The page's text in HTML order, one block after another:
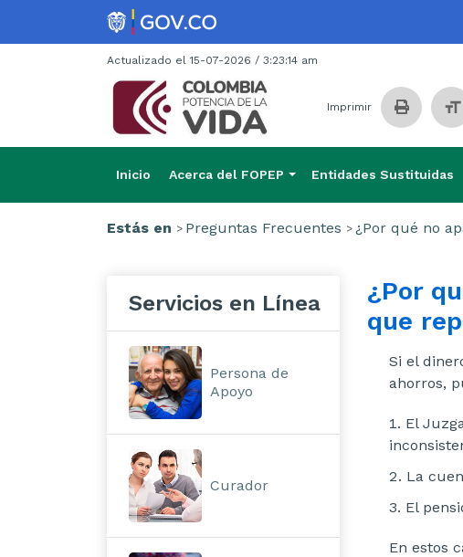
Actualizado el 15-07-2026 / 3:23:14 am
Imprimir
Inicio Acerca del FOPEP Entidades Sustituidas
Estás en Preguntas Frecuentes ¿Por qué no
Servicios en Línea
Persona de
Apoyo
Curador
¿Por
que
Si el
ahorros,
El
La
El
En estos